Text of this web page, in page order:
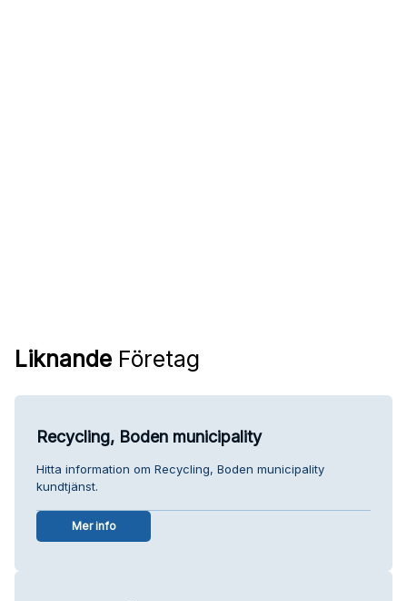
Liknande Företag
Recycling, Boden municipality
Hitta information om Recycling, Boden municipality
kundtjänst.
Mer info